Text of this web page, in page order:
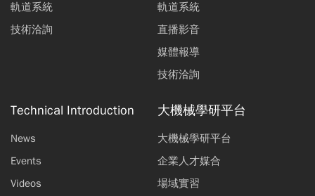
軌道系統
技術洽詢
軌道系統
直播影音
媒體報導
技術洽詢
Technical Introduction
News
Events
Videos
大機械學研平台
大機械學研平台
企業人才媒合
場域實習